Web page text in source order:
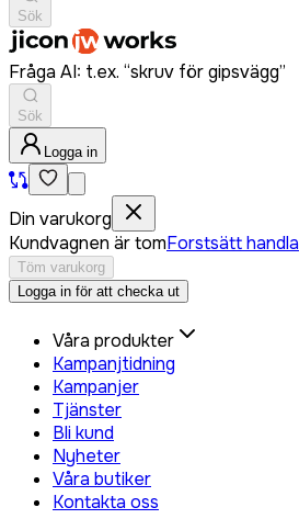
Sök
Fråga AI: t.ex. “skruv för gipsvägg”
Sök
Logga in
Din varukorg
Kundvagnen är tomForstsätt handla
Töm varukorg
Logga in för att checka ut
Våra produkter
Kampanjtidning
Kampanjer
Tjänster
Bli kund
Nyheter
Våra butiker
Kontakta oss